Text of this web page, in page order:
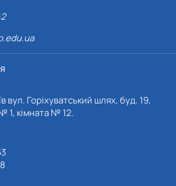
вул. Горіхуватський шлях, буд. 19,
1, кімната № 12.